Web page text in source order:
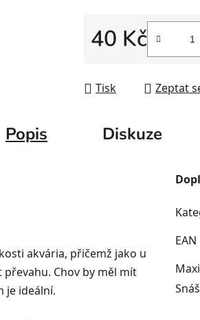
40 Kč
Měrná cena:
Tisk Zeptat
Popis Diskuze
akvária, přičemž jako u
Chov by měl mít
je ideální.
EAN